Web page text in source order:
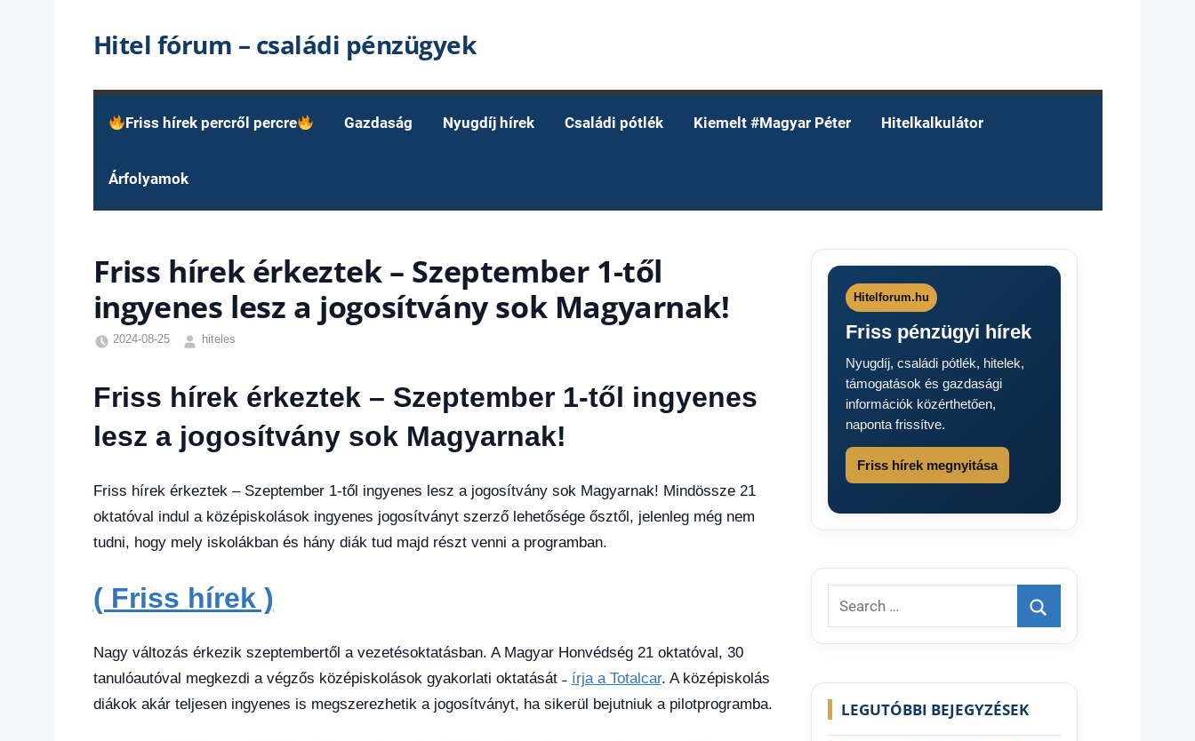
Hitel fórum – családi pénzügyek
Friss hírek percről percre Gazdaság Nyugdíj hírek Családi pótlék Kiemelt #Magyar Péter Hitelkalkulátor
Árfolyamok
Friss hírek érkeztek – Szeptember 1-től
ingyenes lesz a jogosítvány sok Magyarnak!
2024-08-25
hiteles
Hírek ,
1
Friss hírek érkeztek – Szeptember 1-től ingyenes
lesz a jogosítvány sok Magyarnak!
Friss hírek érkeztek – Szeptember 1-től ingyenes lesz a jogosítvány sok Magyarnak! Mindössze 21
oktatóval indul a középiskolások ingyenes jogosítványt szerző lehetősége ősztől, jelenleg még nem
tudni, hogy mely iskolákban és hány diák tud majd részt venni a programban.
( Friss hírek )
Nagy változás érkezik szeptembertől a vezetésoktatásban. A Magyar Honvédség 21 oktatóval, 30
tanulóautóval megkezdi a végzős középiskolások gyakorlati oktatását ˗ írja a Totalcar. A középiskolás
diákok akár teljesen ingyenes is megszerezhetik a jogosítványt, ha sikerül bejutniuk a pilotprogramba.
Hitelforum.hu
Friss pénzügyi hírek
Nyugdíj, családi pótlék, hitelek,
támogatások és gazdasági
információk közérthetően,
naponta frissítve.
Friss hírek megnyitása
Search
for:
Search
LEGUTÓBBI BEJEGYZÉSEK